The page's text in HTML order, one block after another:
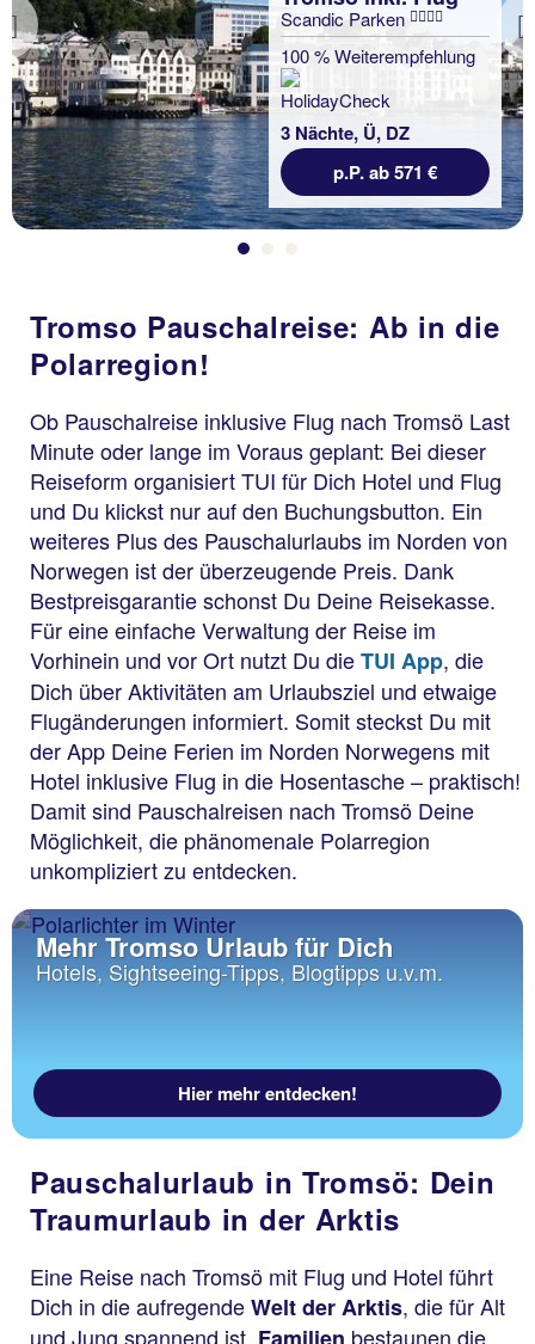
Previous
Scandic Parken
100 % Weiterempfehlung
3 Nächte, Ü, DZ
p.P. ab 571 €
Tromso Pauschalreise: Ab in die
Polarregion!
Ob Pauschalreise inklusive Flug nach Tromsö Last
Minute oder lange im Voraus geplant: Bei dieser
Reiseform organisiert TUI für Dich Hotel und Flug
und Du klickst nur auf den Buchungsbutton. Ein
weiteres Plus des Pauschalurlaubs im Norden von
Norwegen ist der überzeugende Preis. Dank
Bestpreisgarantie schonst Du Deine Reisekasse.
Für eine einfache Verwaltung der Reise im
Vorhinein und vor Ort nutzt Du dieTUI App, die
Dich über Aktivitäten am Urlaubsziel und etwaige
Flugänderungen informiert. Somit steckst Du mit
der App Deine Ferien im Norden Norwegens mit
Hotel inklusive Flug in die Hosentasche – praktisch!
Damit sind Pauschalreisen nach Tromsö Deine
Möglichkeit, die phänomenale Polarregion
unkompliziert zu entdecken.
Mehr Tromso Urlaub für Dich
Hotels, Sightseeing-Tipps, Blogtipps u.v.m.
Hier mehr entdecken!
Pauschalurlaub in Tromsö: Dein
Traumurlaub in der Arktis
Eine Reise nach Tromsö mit Flug und Hotel führt
Dich in die aufregendeWelt der Arktis, die für Alt
und Jung spannend ist. Familien bestaunen die